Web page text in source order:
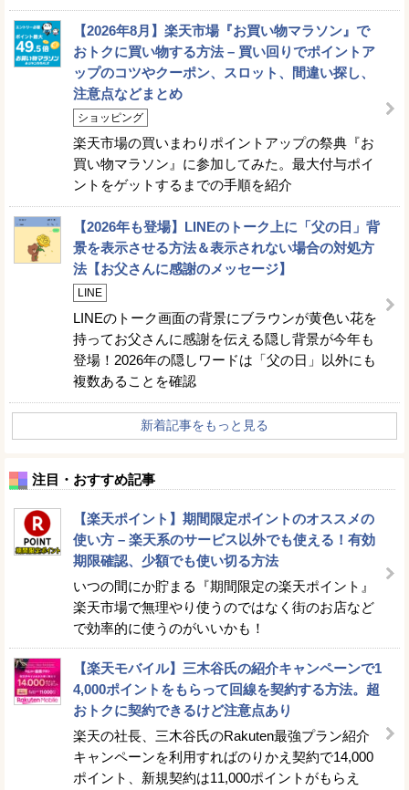
【2026年8月】楽天市場『お買い物マラソン』で
おトクに買い物する方法 – 買い回りでポイントア
ップのコツやクーポン、スロット、間違い探し、
注意点などまとめ
ショッピング
楽天市場の買いまわりポイントアップの祭典『お
買い物マラソン』に参加してみた。最大付与ポイ
ントをゲットするまでの手順を紹介
【2026年も登場】LINEのトーク上に「父の日」背
景を表示させる方法＆表示されない場合の対処方
法【お父さんに感謝のメッセージ】
LINE
LINEのトーク画面の背景にブラウンが黄色い花を
持ってお父さんに感謝を伝える隠し背景が今年も
登場！2026年の隠しワードは「父の日」以外にも
複数あることを確認
新着記事をもっと見る
注目・おすすめ記事
【楽天ポイント】期間限定ポイントのオススメの
使い方 – 楽天系のサービス以外でも使える！有効
期限確認、少額でも使い切る方法
いつの間にか貯まる『期間限定の楽天ポイント』
楽天市場で無理やり使うのではなく街のお店など
で効率的に使うのがいいかも！
【楽天モバイル】三木谷氏の紹介キャンペーンで1
4,000ポイントをもらって回線を契約する方法。超
おトクに契約できるけど注意点あり
楽天の社長、三木谷氏のRakuten最強プラン紹介
キャンペーンを利用すればのりかえ契約で14,000
ポイント、新規契約は11,000ポイントがもらえ